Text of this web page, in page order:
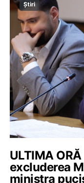
Știri
ULTIMA
excluderea
ministra